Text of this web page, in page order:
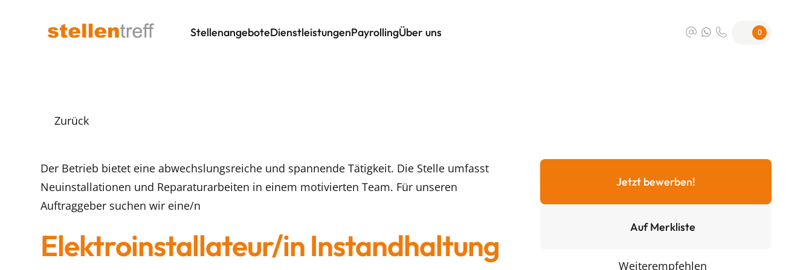
StellenangeboteDienstleistungenPayrollingÜber uns 0
Zurück
Der Betrieb bietet eine abwechslungsreiche und spannende Tätigkeit. Die Stelle umfasst
Neuinstallationen und Reparaturarbeiten in einem motivierten Team. Für unseren
Auftraggeber suchen wir eine/n
Elektroinstallateur/in Instandhaltung
Jetzt bewerben!
Auf Merkliste
Weiterempfehlen